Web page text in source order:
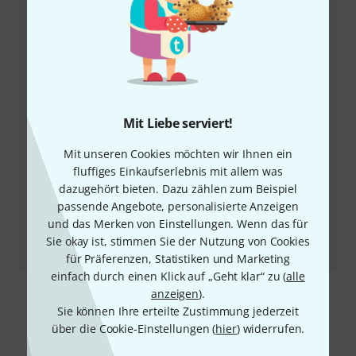
Mit Liebe serviert!
Mit unseren Cookies möchten wir Ihnen ein
fluffiges Einkaufserlebnis mit allem was
dazugehört bieten. Dazu zählen zum Beispiel
passende Angebote, personalisierte Anzeigen
und das Merken von Einstellungen. Wenn das für
Sie okay ist, stimmen Sie der Nutzung von Cookies
für Präferenzen, Statistiken und Marketing
einfach durch einen Klick auf „Geht klar“ zu (alle
anzeigen).
Sie können Ihre erteilte Zustimmung jederzeit
über die Cookie-Einstellungen (hier) widerrufen.
allen Fragen und Problemen nach dem Kauf zur Seite.
Kundennummer bereithalten
Öffnungszeiten
Rückruf vereinbaren
Mehr Kontaktoptionen
Produkt zurücksenden
Alle Ansprechpartner
Mehr entdecken